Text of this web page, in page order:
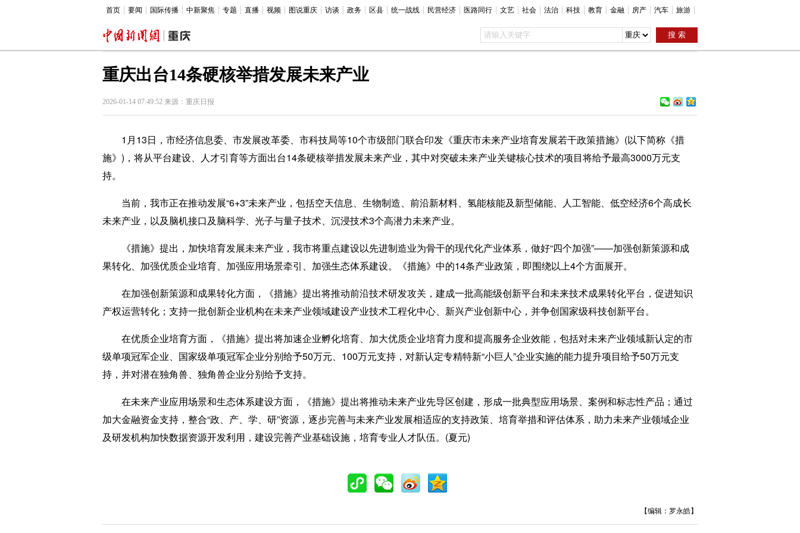
首页 要闻 国际传播 中新聚焦 专题 直播 视频 图说重庆 访谈 政务 区县 统一战线 民营经济 医路同行 文艺 社会 法治 科技 教育 金融 房产 汽车 旅游
重庆出台14条硬核举措发展未来产业
2026-01-14 07:49:52 来源：重庆日报
1月13日，市经济信息委、市发展改革委、市科技局等10个市级部门联合印发《重庆市未来产业培育发展若干政策措施》(以下简称《措
施》)，将从平台建设、人才引育等方面出台14条硬核举措发展未来产业，其中对突破未来产业关键核心技术的项目将给予最高3000万元支
持。
当前，我市正在推动发展“6+3”未来产业，包括空天信息、生物制造、前沿新材料、氢能核能及新型储能、人工智能、低空经济6个高成长
未来产业，以及脑机接口及脑科学、光子与量子技术、沉浸技术3个高潜力未来产业。
《措施》提出，加快培育发展未来产业，我市将重点建设以先进制造业为骨干的现代化产业体系，做好“四个加强”——加强创新策源和成
果转化、加强优质企业培育、加强应用场景牵引、加强生态体系建设。《措施》中的14条产业政策，即围绕以上4个方面展开。
在加强创新策源和成果转化方面，《措施》提出将推动前沿技术研发攻关，建成一批高能级创新平台和未来技术成果转化平台，促进知识
产权运营转化；支持一批创新企业机构在未来产业领域建设产业技术工程化中心、新兴产业创新中心，并争创国家级科技创新平台。
在优质企业培育方面，《措施》提出将加速企业孵化培育、加大优质企业培育力度和提高服务企业效能，包括对未来产业领域新认定的市
级单项冠军企业、国家级单项冠军企业分别给予50万元、100万元支持，对新认定专精特新“小巨人”企业实施的能力提升项目给予50万元支
持，并对潜在独角兽、独角兽企业分别给予支持。
在未来产业应用场景和生态体系建设方面，《措施》提出将推动未来产业先导区创建，形成一批典型应用场景、案例和标志性产品；通过
加大金融资金支持，整合“政、产、学、研”资源，逐步完善与未来产业发展相适应的支持政策、培育举措和评估体系，助力未来产业领域企业
及研发机构加快数据资源开发利用，建设完善产业基础设施，培育专业人才队伍。(夏元)
【编辑：罗永皓】